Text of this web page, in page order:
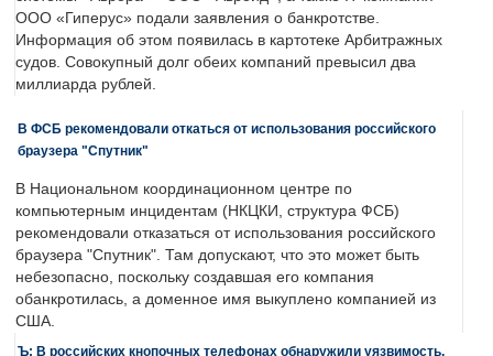
ООО «Гиперус» подали заявления о банкротстве.
Информация об этом появилась в картотеке Арбитражных
судов. Совокупный долг обеих компаний превысил два
миллиарда рублей.
В ФСБ рекомендовали откаться от использования российского
браузера "Спутник"
В Национальном координационном центре по
компьютерным инцидентам (НКЦКИ, структура ФСБ)
рекомендовали отказаться от использования российского
браузера "Спутник". Там допускают, что это может быть
небезопасно, поскольку создавшая его компания
обанкротилась, а доменное имя выкуплено компанией из
США.
Ъ: В российских кнопочных телефонах обнаружили уязвимость,